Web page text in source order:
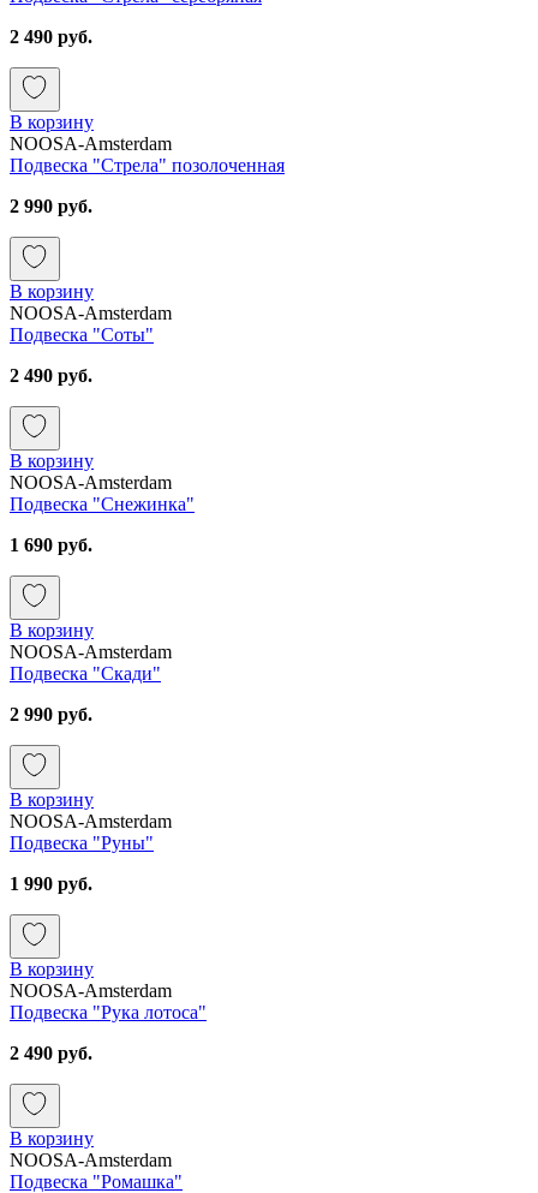
2 490 руб.
В корзину
NOOSA-Amsterdam
Подвеска "Стрела" позолоченная
2 990 руб.
В корзину
NOOSA-Amsterdam
Подвеска "Соты"
2 490 руб.
В корзину
NOOSA-Amsterdam
Подвеска "Снежинка"
1 690 руб.
В корзину
NOOSA-Amsterdam
Подвеска "Скади"
2 990 руб.
В корзину
NOOSA-Amsterdam
Подвеска "Руны"
1 990 руб.
В корзину
NOOSA-Amsterdam
Подвеска "Рука лотоса"
2 490 руб.
В корзину
NOOSA-Amsterdam
Подвеска "Ромашка"